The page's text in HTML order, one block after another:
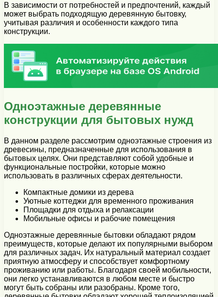
В зависимости от потребностей и предпочтений, каждый
может выбрать подходящую деревянную бытовку,
учитывая различия и особенности каждого типа
конструкции.
Одноэтажные деревянные
конструкции для бытовых нужд
В данном разделе рассмотрим одноэтажные строения из
древесины, предназначенные для использования в
бытовых целях. Они представляют собой удобные и
функциональные постройки, которые можно
использовать в различных сферах деятельности.
Компактные домики из дерева
Уютные коттеджи для временного проживания
Площадки для отдыха и релаксации
Мобильные офисы и рабочие помещения
Одноэтажные деревянные бытовки обладают рядом
преимуществ, которые делают их популярными выбором
для различных задач. Их натуральный материал создает
приятную атмосферу и способствует комфортному
проживанию или работы. Благодаря своей мобильности,
они легко устанавливаются в любом месте и быстро
могут быть собраны или разобраны. Кроме того,